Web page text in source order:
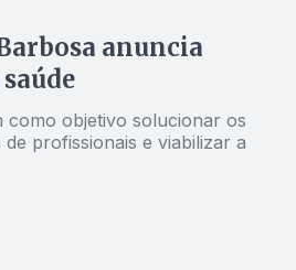
anuncia
como objetivo solucionar os
profissionais e viabilizar a